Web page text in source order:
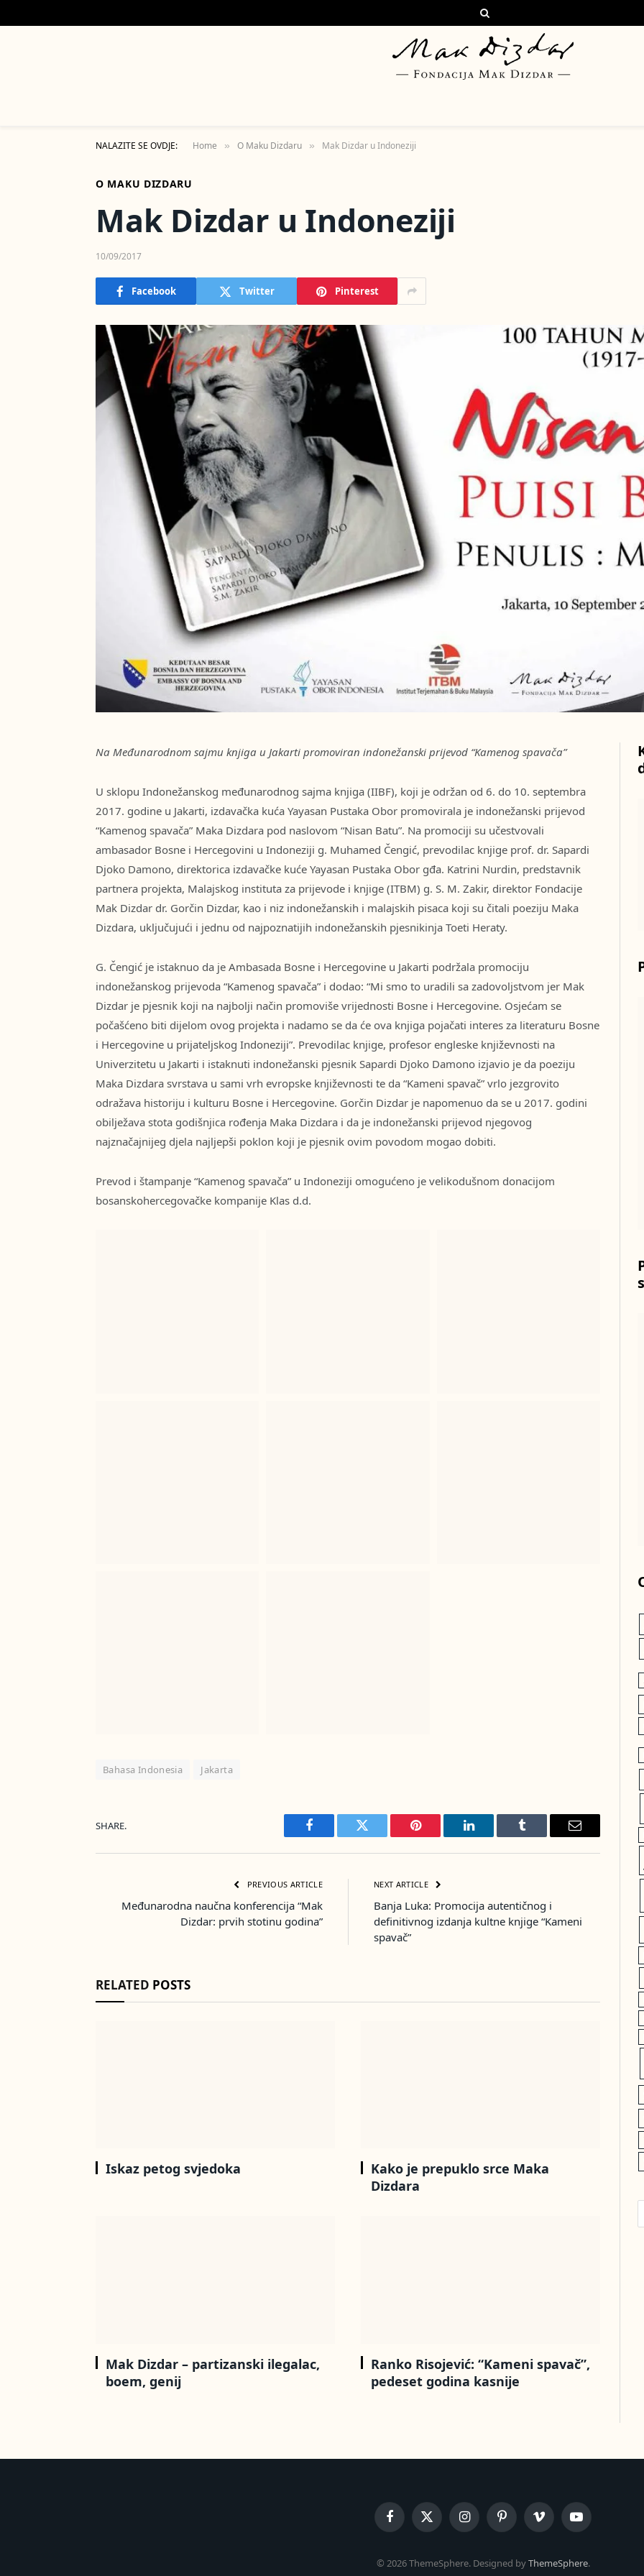
NALAZITE SE OVDJE: Home » O Maku Dizdaru » Mak Dizdar u Indoneziji
O MAKU DIZDARU
Mak Dizdar u Indoneziji
10/09/2017
Facebook Twitter Pinterest
Na Međunarodnom sajmu knjiga u Jakarti promoviran indonežanski prijevod “Kamenog spavača”
U sklopu Indonežanskog međunarodnog sajma knjiga (IIBF), koji je održan od 6. do 10. septembra
2017. godine u Jakarti, izdavačka kuća Yayasan Pustaka Obor promovirala je indonežanski prijevod
“Kamenog spavača” Maka Dizdara pod naslovom “Nisan Batu”. Na promociji su učestvovali
ambasador Bosne i Hercegovini u Indoneziji g. Muhamed Čengić, prevodilac knjige prof. dr. Sapardi
Djoko Damono, direktorica izdavačke kuće Yayasan Pustaka Obor gđa. Katrini Nurdin, predstavnik
partnera projekta, Malajskog instituta za prijevode i knjige (ITBM) g. S. M. Zakir, direktor Fondacije
Mak Dizdar dr. Gorčin Dizdar, kao i niz indonežanskih i malajskih pisaca koji su čitali poeziju Maka
Dizdara, uključujući i jednu od najpoznatijih indonežanskih pjesnikinja Toeti Heraty.
G. Čengić je istaknuo da je Ambasada Bosne i Hercegovine u Jakarti podržala promociju
indonežanskog prijevoda “Kamenog spavača” i dodao: “Mi smo to uradili sa zadovoljstvom jer Mak
Dizdar je pjesnik koji na najbolji način promoviše vrijednosti Bosne i Hercegovine. Osjećam se
počašćeno biti dijelom ovog projekta i nadamo se da će ova knjiga pojačati interes za literaturu Bosne
i Hercegovine u prijateljskog Indoneziji”. Prevodilac knjige, profesor engleske književnosti na
Univerzitetu u Jakarti i istaknuti indonežanski pjesnik Sapardi Djoko Damono izjavio je da poeziju
Maka Dizdara svrstava u sami vrh evropske književnosti te da “Kameni spavač” vrlo jezgrovito
odražava historiju i kulturu Bosne i Hercegovine. Gorčin Dizdar je napomenuo da se u 2017. godini
obilježava stota godišnjica rođenja Maka Dizdara i da je indonežanski prijevod njegovog
najznačajnijeg djela najljepši poklon koji je pjesnik ovim povodom mogao dobiti.
Prevod i štampanje “Kamenog spavača” u Indoneziji omogućeno je velikodušnom donacijom
bosanskohercegovačke kompanije Klas d.d.
Bahasa Indonesia Jakarta
SHARE.
Facebook Twitter Pinterest LinkedIn Tumblr Email
PREVIOUS ARTICLE
Međunarodna naučna konferencija “Mak
Dizdar: prvih stotinu godina”
NEXT ARTICLE
Banja Luka: Promocija autentičnog i
definitivnog izdanja kultne knjige “Kameni
spavač”
RELATED POSTS
Iskaz petog svjedoka
Kako je prepuklo srce Maka
Dizdara
Mak Dizdar – partizanski ilegalac,
boem, genij
Ranko Risojević: “Kameni spavač”,
pedeset godina kasnije
FacebookX
(Twitter)
InstagramPinterestVimeo YouTube
© 2026 ThemeSphere. Designed byThemeSphere.